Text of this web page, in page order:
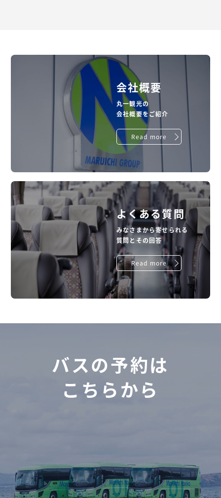
会社概要
丸一観光の
会社概要をご紹介
Read more
よくある質問
みなさまから寄せられる
質問とその回答
Read more
バスの予約は
こちらから